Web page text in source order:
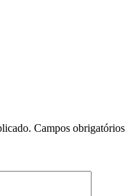
Campos obrigatórios